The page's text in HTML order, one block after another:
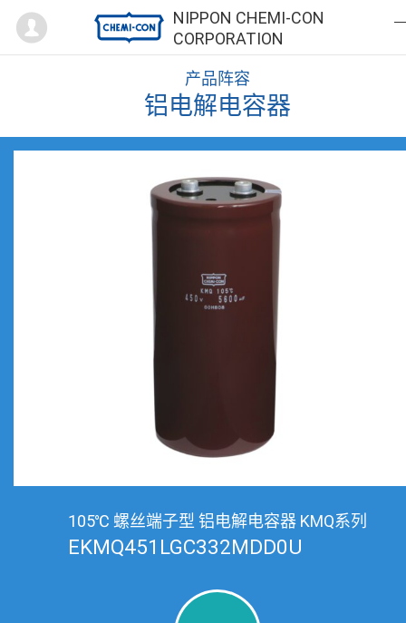
NIPPON CHEMI-CON
CORPORATION
Mypage
产品阵容
铝电解电容器
105℃ 螺丝端子型 铝电解电容器 KMQ系列
EKMQ451LGC332MDD0U